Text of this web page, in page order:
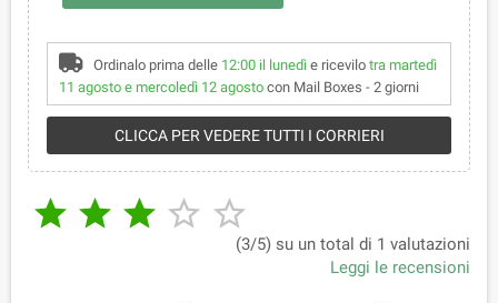
Ordinalo prima delle 12:00 il lunedìe ricevilo tra martedì
11 agosto e mercoledì 12 agosto con Mail Boxes - 2 giorni
CLICCA PER VEDERE TUTTI I CORRIERI
    
(3/5) su un total di 1 valutazioni
Leggi le recensioni